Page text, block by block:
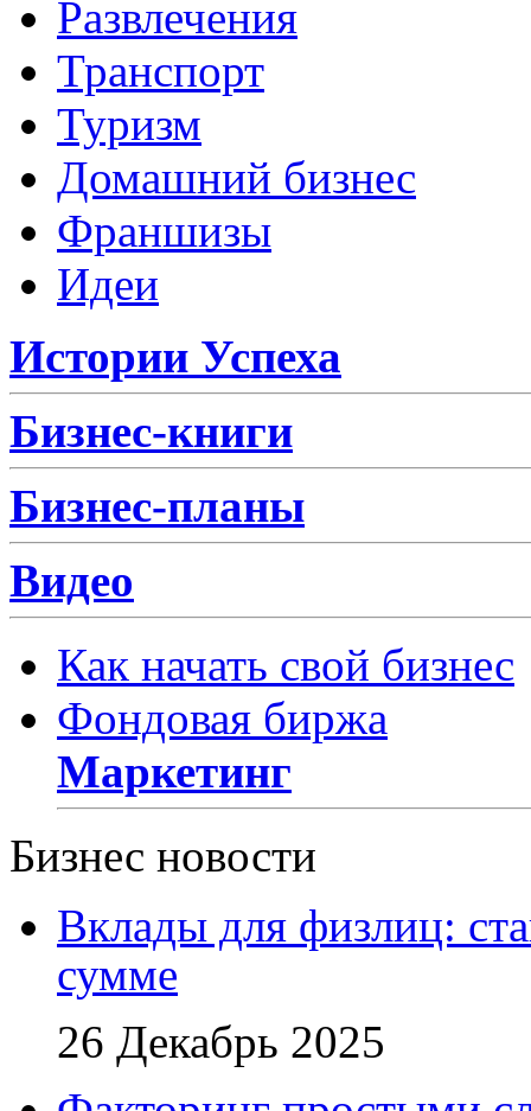
Развлечения
Транспорт
Туризм
Домашний бизнес
Франшизы
Идеи
Истории Успеха
Бизнес-книги
Бизнес-планы
Видео
Как начать свой бизнес
Фондовая биржа
Маркетинг
Бизнес новости
Вклады для физлиц:
сумме
26 Декабрь 2025